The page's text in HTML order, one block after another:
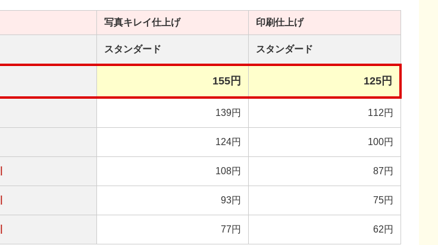
写真キレイ仕上げ 印刷仕上げ
スタンダード スタンダード
155円 125円
139円 112円
124円 100円
108円 87円
93円 75円
77円 62円